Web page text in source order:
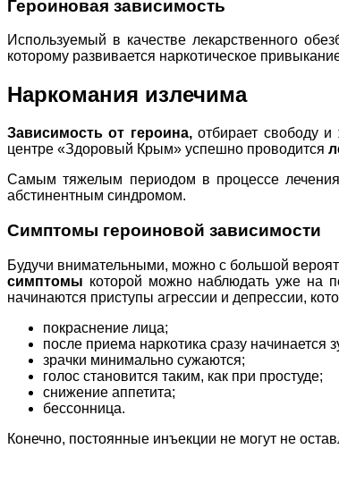
Героиновая зависимость
Используемый в качестве лекарственного
которому развивается наркотическое
Наркомания излечима
Зависимость от героина,отбирает свободу
центре «Здоровый Крым» успешно проводится
Самым тяжелым периодом в процессе
абстинентным синдромом.
Симптомы героиновой зависимости
Будучи внимательными, можно с большой
симптомы которой можно наблюдать уже на
начинаются приступы агрессии и депрессии,
покраснение лица;
после приема наркотика сразу начинается
зрачки минимально сужаются;
голос становится таким, как при простуде;
снижение аппетита;
бессонница.
Конечно, постоянные инъекции не могут не